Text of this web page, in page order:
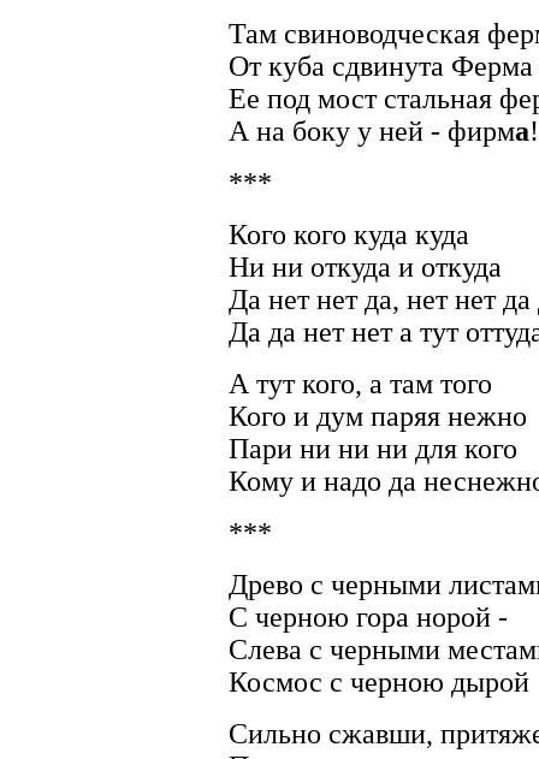
Там свиноводческая
От куба сдвинута Ферма
Ее под мост стальная
А на боку у ней - фирма!
***
Кого кого куда куда
Ни ни откуда и откуда
Да нет нет да, нет нет да
Да да нет нет а тут
А тут кого, а там того
Кого и дум паряя нежно
Пари ни ни ни для кого
Кому и надо да
***
Древо с черными
С черною гора норой -
Слева с черными
Космос с черною дырой
Сильно сжавши,